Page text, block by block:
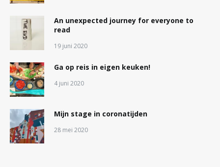
An unexpected journey for everyone to
read
19 juni 2020
Ga op reis in eigen keuken!
4 juni 2020
Mijn stage in coronatijden
28 mei 2020